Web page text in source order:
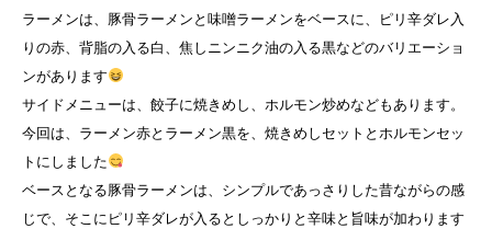
ラーメンは、豚骨ラーメンと味噌ラーメンをベースに、ピリ辛ダレ入
りの赤、背脂の入る白、焦しニンニク油の入る黒などのバリエーショ
ンがあります
サイドメニューは、餃子に焼きめし、ホルモン炒めなどもあります。
今回は、ラーメン赤とラーメン黒を、焼きめしセットとホルモンセッ
トにしました
ベースとなる豚骨ラーメンは、シンプルであっさりした昔ながらの感
じで、そこにピリ辛ダレが入るとしっかりと辛味と旨味が加わります